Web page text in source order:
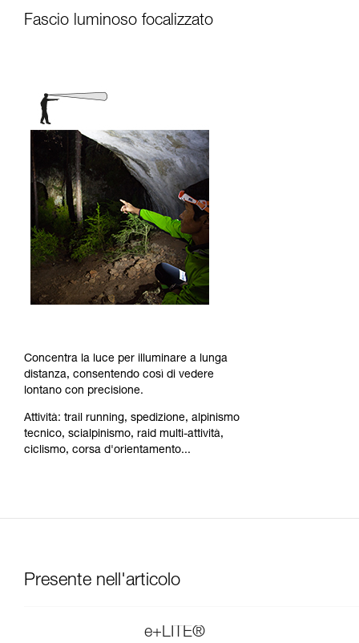
Fascio luminoso focalizzato
Concentra la luce per illuminare a lunga
distanza, consentendo così di vedere
lontano con precisione.
Attività: trail running, spedizione, alpinismo
tecnico, scialpinismo, raid multi-attività,
ciclismo, corsa d'orientamento...
Presente nell'articolo
e+LITE®